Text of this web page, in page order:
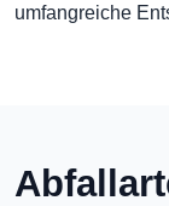
umfangreiche